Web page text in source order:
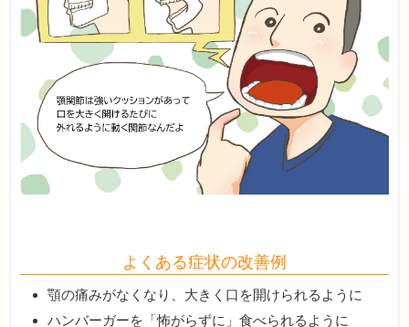
よくある症状の改善例
顎の痛みがなくなり、大きく口を開けられるように
ハンバーガーを「怖がらずに」食べられるように